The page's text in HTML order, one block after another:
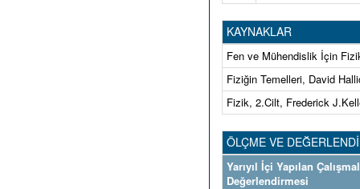
KAYNAKLAR
Fen ve Mühendislik İçin
Fiziğin Temelleri, David
Fizik, 2.Cilt, Frederick
ÖLÇME VE
Yarıyıl İçi Yapılan
Değerlendirmesi